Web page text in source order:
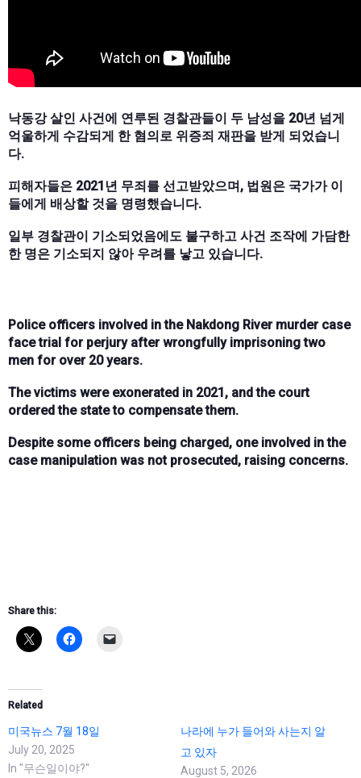
낙동강 살인 사건에 연루된 경찰관들이 두 남성을 20년 넘게
억울하게 수감되게 한 혐의로 위증죄 재판을 받게 되었습니
다.
피해자들은 2021년 무죄를 선고받았으며, 법원은 국가가 이
들에게 배상할 것을 명령했습니다.
일부 경찰관이 기소되었음에도 불구하고 사건 조작에 가담한
한 명은 기소되지 않아 우려를 낳고 있습니다.
Police officers involved in the Nakdong River murder case
face trial for perjury after wrongfully imprisoning two
men for over 20 years.
The victims were exonerated in 2021, and the court
ordered the state to compensate them.
Despite some officers being charged, one involved in the
case manipulation was not prosecuted, raising concerns.
Share this:
Related
미국뉴스 7월 18일
July 20, 2025
In "무슨일이야?"
나라에 누가 들어와 사는지 알
고 있자
August 5, 2026